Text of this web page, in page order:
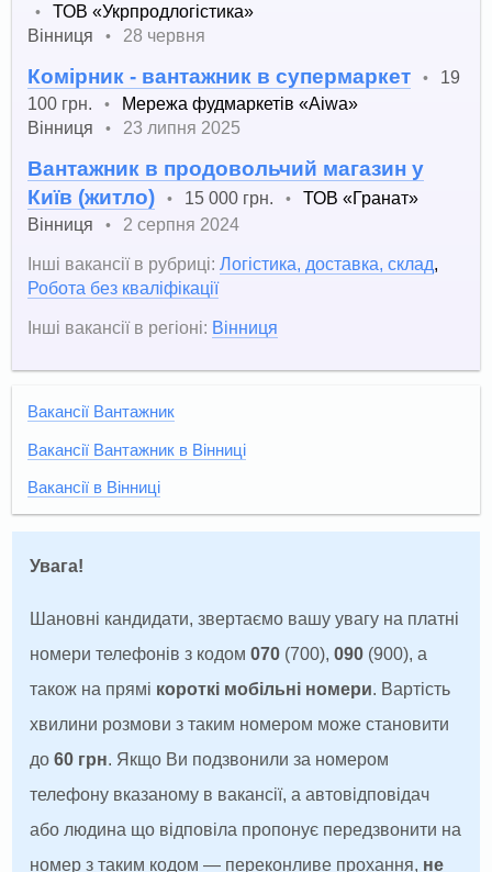
•
ТОВ «Укрпродлогістика»
Вінниця
• 28 червня
Комірник - вантажник в супермаркет •
19
100 грн.
•
Мережа фудмаркетів «Aiwa»
Вінниця
• 23 липня 2025
Вантажник в продовольчий магазин у
Київ (житло)
• 15 000 грн. •
ТОВ «Гранат»
Вінниця
•
2 серпня 2024
Інші вакансії в рубриці: Логістика, доставка, склад,
Робота без кваліфікації
Інші вакансії в регіоні: Вінниця
Вакансії Вантажник
Вакансії Вантажник в Вінниці
Вакансії в Вінниці
Увага!
Шановні кандидати, звертаємо вашу увагу на платні
номери телефонів з кодом070 (700),090 (900), а
також на прямі короткі мобільні номери. Вартість
хвилини розмови з таким номером може становити
до60 грн. Якщо Ви подзвонили за номером
телефону вказаному в вакансії, а автовідповідач
або людина що відповіла пропонує передзвонити на
номер з таким кодом — переконливе прохання, не